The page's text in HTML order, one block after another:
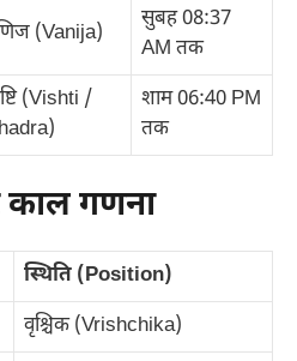
(Vanija)
सुबह 08:37
AM तक
(Vishti /
शाम 06:40 PM
तक
काल गणना
स्थिति (Position)
वृश्चिक (Vrishchika)